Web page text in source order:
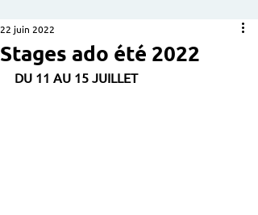
Stages ado été 2022
22 juin 2022
DU 11 AU 15 JUILLET